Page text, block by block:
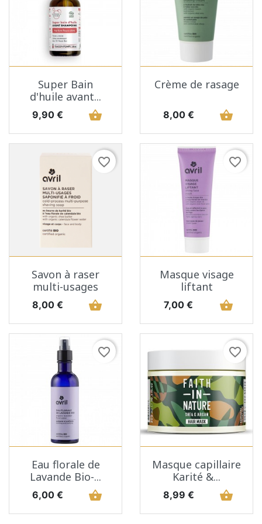
Super Bain
d'huile avant...
Prix
9,90 € shopping_basket
Crème de rasage
Prix
8,00 € shopping_basket
favorite_border
Savon à raser
multi-usages
Prix
8,00 € shopping_basket
favorite_border
Masque visage
liftant
Prix
7,00 € shopping_basket
favorite_border
Eau florale de
Lavande Bio-...
Prix
6,00 € shopping_basket
favorite_border
Masque capillaire
Karité &...
Prix
8,99 € shopping_basket